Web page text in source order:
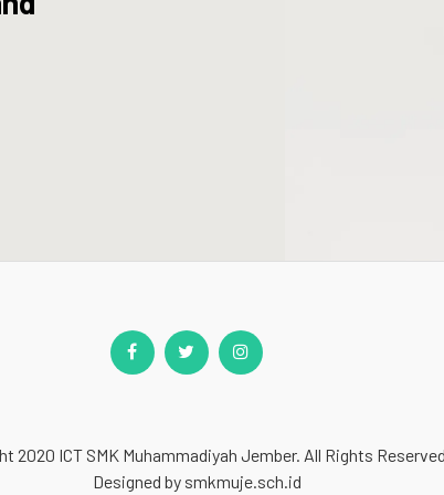
2020 ICT SMK Muhammadiyah Jember. All Rights
Designed by smkmuje.sch.id